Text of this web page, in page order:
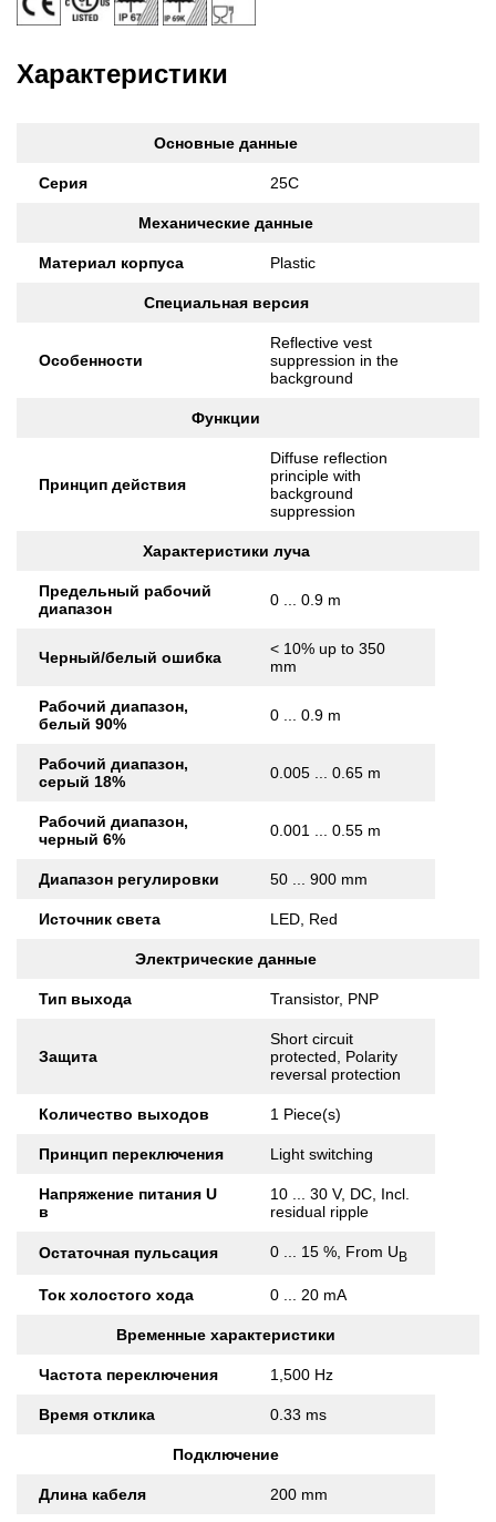
Характеристики
Основные данные
Серия 25C
Механические данные
Материал корпуса Plastic
Специальная версия
Особенности
Reflective vest
suppression in the
background
Функции
Принцип действия
Diffuse reflection
principle with
background
suppression
Характеристики луча
Предельный рабочий
диапазон
0 ... 0.9 m
Черный/белый ошибка
< 10% up to 350
mm
Рабочий диапазон,
белый 90%
0 ... 0.9 m
Рабочий диапазон,
серый 18%
0.005 ... 0.65 m
Рабочий диапазон,
черный 6%
0.001 ... 0.55 m
Диапазон регулировки 50 ... 900 mm
Источник света LED, Red
Электрические данные
Тип выхода Transistor, PNP
Защита
Short circuit
protected, Polarity
reversal protection
Количество выходов 1 Piece(s)
Принцип переключения Light switching
Напряжение питания U
в
10 ... 30 V, DC, Incl.
residual ripple
Остаточная пульсация 0 ... 15 %, From UB
Ток холостого хода 0 ... 20 mA
Временные характеристики
Частота переключения 1,500 Hz
Время отклика 0.33 ms
Подключение
Длина кабеля 200 mm